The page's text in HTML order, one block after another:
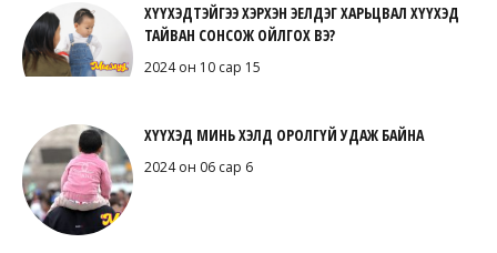
ХҮҮХЭДТЭЙГЭЭ ХЭРХЭН ЭЕЛДЭГ ХАРЬЦВАЛ ХҮҮХЭД
ТАЙВАН СОНСОЖ ОЙЛГОХ ВЭ?
2024 он 10 сар 15
ХҮҮХЭД МИНЬ ХЭЛД ОРОЛГҮЙ УДАЖ БАЙНА
2024 он 06 сар 6